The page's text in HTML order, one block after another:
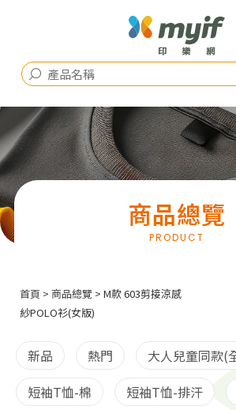
商品總覽
首頁 > 商品總覽 > M款 603剪接涼感
紗POLO衫(女版)
新品 熱門
大人兒童同款(
短袖T恤-棉
短袖T恤-排汗